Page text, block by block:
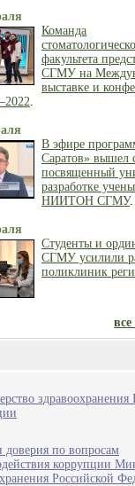
Команда
факультета
СГМУ на
выставке и
.
В эфире
Саратов» вышел
посвященный
разработке
НИИТОН СГМУ.
Студенты и
СГМУ усилили
поликлиник
здравоохранения
доверия по вопросам
коррупции
Российской